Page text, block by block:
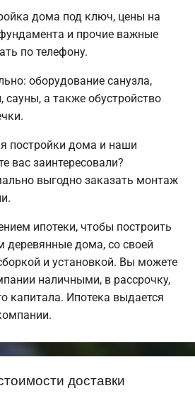
дома под ключ, цены на
и прочие важные
по телефону.
оборудование санузла,
сауны, а также обустройство
постройки дома и наши
вас заинтересовали?
выгодно заказать монтаж
ипотеки, чтобы построить
дома, со своей
и установкой. Вы можете
наличными, в рассрочку,
капитала. Ипотека выдается
доставки